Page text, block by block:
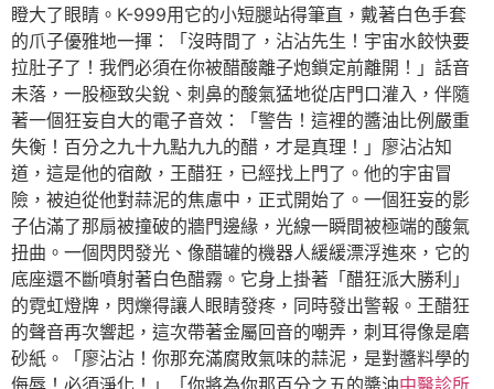
瞪大了眼睛。K-999用它的小短腿站得筆直，戴著白色手套
的爪子優雅地一揮：「沒時間了，沾沾先生！宇宙水餃快要
拉肚子了！我們必須在你被醋酸離子炮鎖定前離開！」話音
未落，一股極致尖銳、刺鼻的酸氣猛地從店門口灌入，伴隨
著一個狂妄自大的電子音效：「警告！這裡的醬油比例嚴重
失衡！百分之九十九點九九的醋，才是真理！」廖沾沾知
道，這是他的宿敵，王醋狂，已經找上門了。他的宇宙冒
險，被迫從他對蒜泥的焦慮中，正式開始了。一個狂妄的影
子佔滿了那扇被撞破的牆門邊緣，光線一瞬間被極端的酸氣
扭曲。一個閃閃發光、像醋罐的機器人緩緩漂浮進來，它的
底座還不斷噴射著白色醋霧。它身上掛著「醋狂派大勝利」
的霓虹燈牌，閃爍得讓人眼睛發疼，同時發出警報。王醋狂
的聲音再次響起，這次帶著金屬回音的嘲弄，刺耳得像是磨
砂紙。「廖沾沾！你那充滿腐敗氣味的蒜泥，是對醬料學的
侮辱！必須淨化！」「你將為你那百分之五的醬油中醫診所